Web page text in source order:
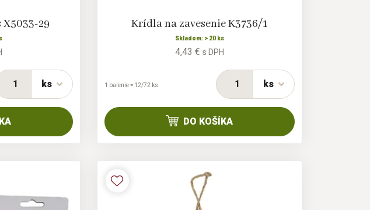
29
ks
Krídla na zavesenie K3736/1
Skladom: > 20 ks
4,43 € s DPH
ks
1 balenie = 12/72 ks
DO KOŠÍKA